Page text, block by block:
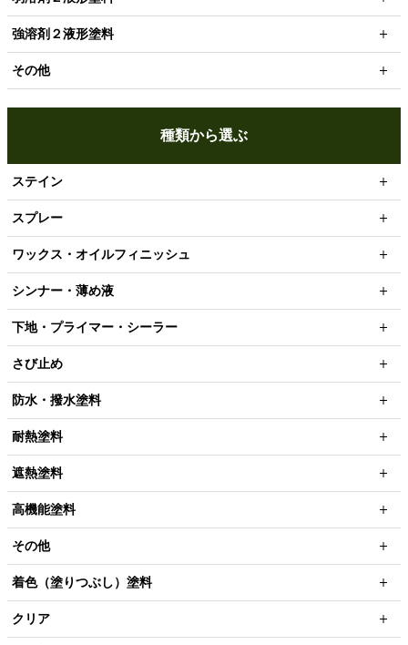
強溶剤２液形塗料
その他
種類から選ぶ
ステイン
スプレー
ワックス・オイルフィニッシュ
シンナー・薄め液
下地・プライマー・シーラー
さび止め
防水・撥水塗料
耐熱塗料
遮熱塗料
高機能塗料
その他
着色（塗りつぶし）塗料
クリア